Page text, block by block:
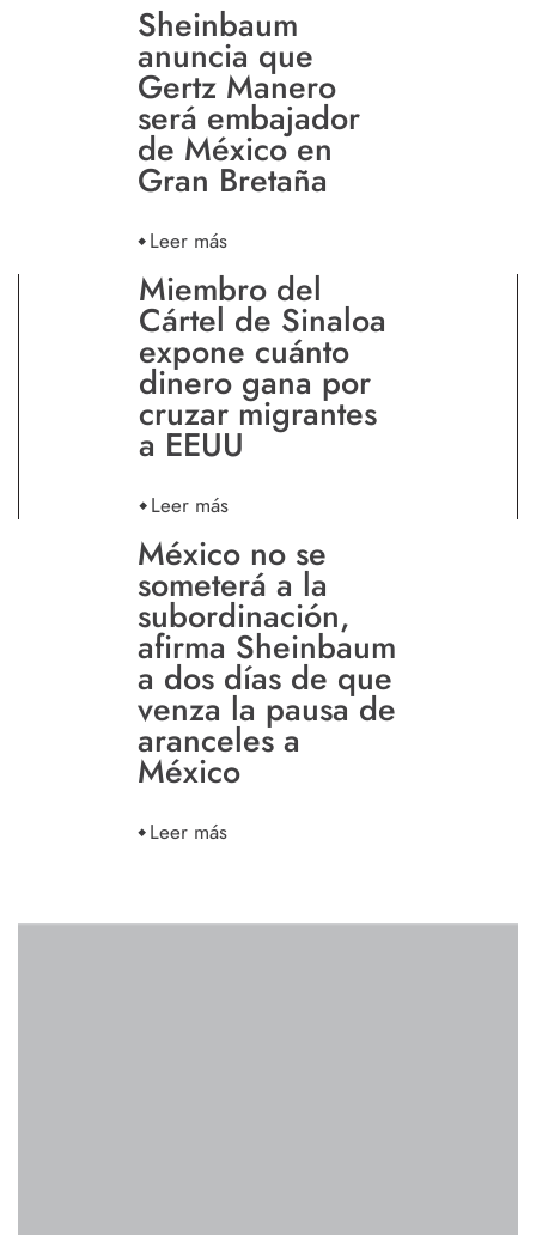
Sheinbaum
anuncia que
Gertz Manero
será embajador
de México en
Gran Bretaña
Leer más
Miembro del
Cártel de Sinaloa
expone cuánto
dinero gana por
cruzar migrantes
a EEUU
Leer más
México no se
someterá a la
subordinación,
afirma Sheinbaum
a dos días de que
venza la pausa de
aranceles a
México
Leer más